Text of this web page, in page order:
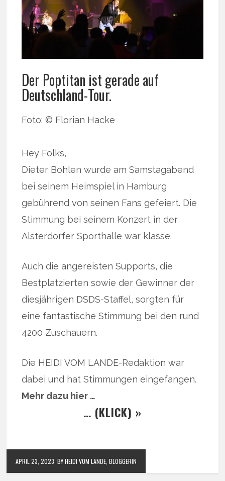
Der Poptitan ist gerade auf
Deutschland-Tour.
Foto: © Florian Hacke
Hey Folks,
Dieter Bohlen wurde am Samstagabend
bei seinem Heimspiel in Hamburg
gebührend von seinen Fans gefeiert. Die
Stimmung bei seinem Konzert in der
Alsterdorfer Sporthalle war klasse.
Auch die angereisten Supports, die
Bestplatzierten sowie der Gewinner der
diesjährigen DSDS-Staffel, sorgten für
eine fantastische Stimmung bei den rund
4200 Zuschauern.
Die HEIDI VOM LANDE-Redaktion war
dabei und hat Stimmungen eingefangen.
Mehr dazu hier …
… (KLICK) »
APRIL 23, 2023 BY HEIDI VOM LANDE, BLOGGERIN